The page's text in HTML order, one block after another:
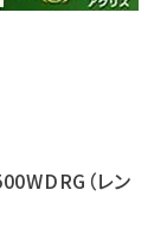
（レン